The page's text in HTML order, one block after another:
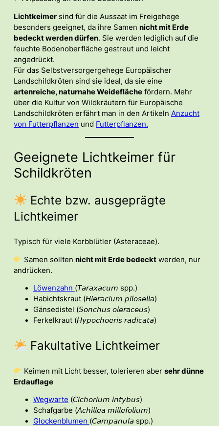
Lichtkeimer sind für die Aussaat im Freigehege
besonders geeignet, da ihre Samen nicht mit Erde
bedeckt werden dürfen. Sie werden lediglich auf die
feuchte Bodenoberfläche gestreut und leicht
angedrückt.
Für das Selbstversorgergehege Europäischer
Landschildkröten sind sie ideal, da sie eine
artenreiche, naturnahe Weidefläche fördern. Mehr
über die Kultur von Wildkräutern für Europäische
Landschildkröten erfährt man in den Artikeln Anzucht
von Futterpflanzen und Futterpflanzen.
Geeignete Lichtkeimer für
Schildkröten
Echte bzw. ausgeprägte
Lichtkeimer
Typisch für viele Korbblütler (Asteraceae).
Samen sollten nicht mit Erde bedecktwerden, nur
andrücken.
Löwenzahn (𝘛𝘢𝘳𝘢𝘹𝘢𝘤𝘶𝘮 spp.)
Habichtskraut (𝘏𝘪𝘦𝘳𝘢𝘤𝘪𝘶𝘮 𝘱𝘪𝘭𝘰𝘴𝘦𝘭𝘭𝘢)
Gänsedistel (𝘚𝘰𝘯𝘤𝘩𝘶𝘴 𝘰𝘭𝘦𝘳𝘢𝘤𝘦𝘶𝘴)
Ferkelkraut (𝘏𝘺𝘱𝘰𝘤𝘩𝘰𝘦𝘳𝘪𝘴 𝘳𝘢𝘥𝘪𝘤𝘢𝘵𝘢)
Fakultative Lichtkeimer
Keimen mit Licht besser, tolerieren aber sehr dünne
Erdauflage
Wegwarte (𝘊𝘪𝘤𝘩𝘰𝘳𝘪𝘶𝘮 𝘪𝘯𝘵𝘺𝘣𝘶𝘴)
Schafgarbe (𝘈𝘤𝘩𝘪𝘭𝘭𝘦𝘢 𝘮𝘪𝘭𝘭𝘦𝘧𝘰𝘭𝘪𝘶𝘮)
Glockenblumen (𝘊𝘢𝘮𝘱𝘢𝘯𝘶𝘭𝘢 spp.)